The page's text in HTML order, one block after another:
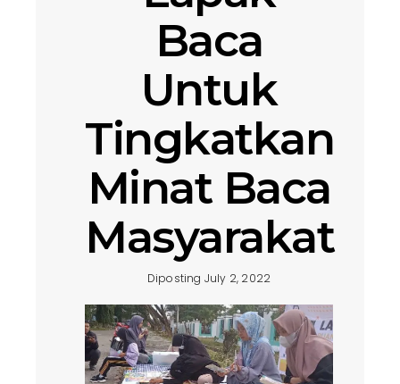
Baca
Untuk
Tingkatkan
Minat Baca
Masyarakat
Diposting July 2, 2022